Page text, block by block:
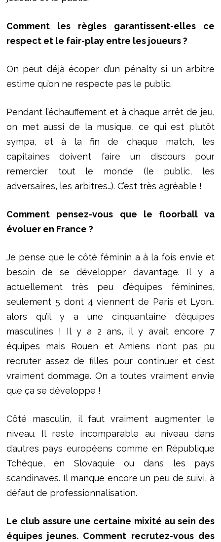
Comment les règles garantissent-elles ce
respect et le fair-play entre les joueurs ?
On peut déjà écoper d’un pénalty si un arbitre
estime qu’on ne respecte pas le public.
Pendant l’échauffement et à chaque arrêt de jeu,
on met aussi de la musique, ce qui est plutôt
sympa, et à la fin de chaque match, les
capitaines doivent faire un discours pour
remercier tout le monde (le public, les
adversaires, les arbitres…). C’est très agréable !
Comment pensez-vous que le floorball va
évoluer en France ?
Je pense que le côté féminin a à la fois envie et
besoin de se développer davantage. Il y a
actuellement très peu d’équipes féminines,
seulement 5 dont 4 viennent de Paris et Lyon…
alors qu’il y a une cinquantaine d’équipes
masculines ! Il y a 2 ans, il y avait encore 7
équipes mais Rouen et Amiens n’ont pas pu
recruter assez de filles pour continuer et c’est
vraiment dommage. On a toutes vraiment envie
que ça se développe !
Côté masculin, il faut vraiment augmenter le
niveau. Il reste incomparable au niveau dans
d’autres pays européens comme en République
Tchèque, en Slovaquie ou dans les pays
scandinaves. Il manque encore un peu de suivi, à
défaut de professionnalisation.
Le club assure une certaine mixité au sein des
équipes jeunes. Comment recrutez-vous des